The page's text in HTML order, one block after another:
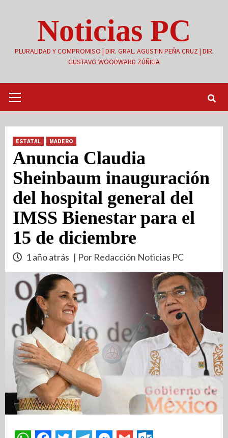
Noticias PC
PLURALIDAD Y COMPROMISO | DIR. GRAL. AGUSTIN PEÑA CRUZ | DIR.
GUSTAVO WOODWARD ZÚÑIGA
primario
ESTATAL MADERO
Anuncia Claudia
Sheinbaum inauguración
del hospital general del
IMSS Bienestar para el
15 de diciembre
1 año atrás | Por Redacción Noticias PC